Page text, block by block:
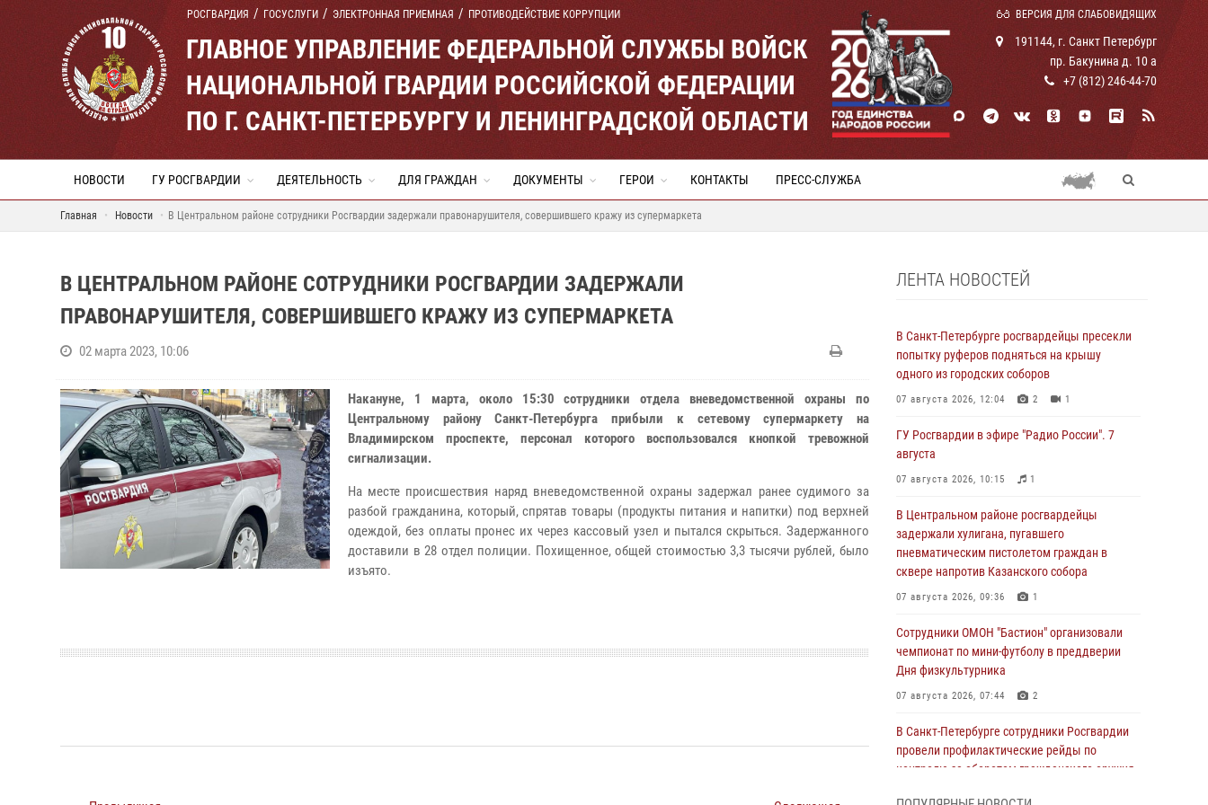
РОСГВАРДИЯ ГОСУСЛУГИ ЭЛЕКТРОННАЯ ПРИЕМНАЯ ПРОТИВОДЕЙСТВИЕ КОРРУПЦИИ ВЕРСИЯ ДЛЯ СЛАБОВИДЯЩИХ
ГЛАВНОЕ УПРАВЛЕНИЕ ФЕДЕРАЛЬНОЙ СЛУЖБЫ ВОЙСК
НАЦИОНАЛЬНОЙ ГВАРДИИ РОССИЙСКОЙ ФЕДЕРАЦИИ
ПО Г. САНКТ-ПЕТЕРБУРГУ И ЛЕНИНГРАДСКОЙ ОБЛАСТИ
191144, г. Санкт Петербург
пр. Бакунина д. 10 а
+7 (812) 246-44-70
НОВОСТИ ГУ РОСГВАРДИИ ДЕЯТЕЛЬНОСТЬ ДЛЯ ГРАЖДАН ДОКУМЕНТЫ ГЕРОИ КОНТАКТЫ ПРЕСС-СЛУЖБА
Главная Новости В Центральном районе сотрудники Росгвардии задержали правонарушителя, совершившего кражу из супермаркета
В ЦЕНТРАЛЬНОМ РАЙОНЕ СОТРУДНИКИ РОСГВАРДИИ ЗАДЕРЖАЛИ
ПРАВОНАРУШИТЕЛЯ, СОВЕРШИВШЕГО КРАЖУ ИЗ СУПЕРМАРКЕТА
02 марта 2023, 10:06
Накануне, 1 марта, около 15:30 сотрудники отдела вневедомственной охраны по
Центральному району Санкт-Петербурга прибыли к сетевому супермаркету на
Владимирском проспекте, персонал которого воспользовался кнопкой тревожной
сигнализации.
На месте происшествия наряд вневедомственной охраны задержал ранее судимого за
разбой гражданина, который, спрятав товары (продукты питания и напитки) под верхней
одеждой, без оплаты пронес их через кассовый узел и пытался скрыться. Задержанного
доставили в 28 отдел полиции. Похищенное, общей стоимостью 3,3 тысячи рублей, было
изъято.
ЛЕНТА НОВОСТЕЙ
В Санкт-Петербурге росгвардейцы пресекли
попытку руферов подняться на крышу
одного из городских соборов
07 августа 2026, 12:04 2 1
ГУ Росгвардии в эфире "Радио России". 7
августа
07 августа 2026, 10:15 1
В Центральном районе росгвардейцы
задержали хулигана, пугавшего
пневматическим пистолетом граждан в
сквере напротив Казанского собора
07 августа 2026, 09:36 1
Сотрудники ОМОН "Бастион" организовали
чемпионат по мини-футболу в преддверии
Дня физкультурника
07 августа 2026, 07:44 2
В Санкт-Петербурге сотрудники Росгвардии
провели профилактические рейды по
контролю за оборотом гражданского оружия